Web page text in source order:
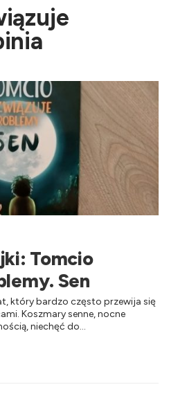
Tomcio
Sen
który bardzo często przewija się
Koszmary senne, nocne
niechęć do...